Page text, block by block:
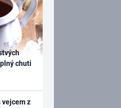
chuti
vejcem z